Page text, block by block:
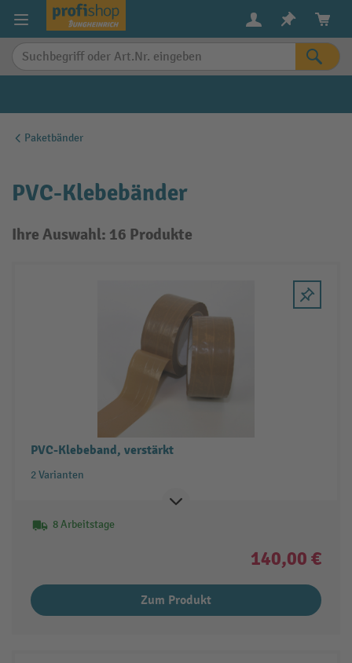
springen
Paketbänder
PVC-Klebebänder
Ihre Auswahl: 16 Produkte
PVC-Klebeband, verstärkt
2 Varianten
8 Arbeitstage
140,00 €
Zum Produkt